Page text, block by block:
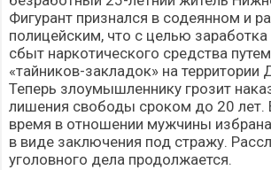
Фигурант признался в содеянном и
полицейским, что с целью
сбыт наркотического средства
«тайников-закладок» на территории
Теперь злоумышленнику грозит
лишения свободы сроком до 20 лет.
время в отношении мужчины
в виде заключения под стражу.
уголовного дела продолжается.